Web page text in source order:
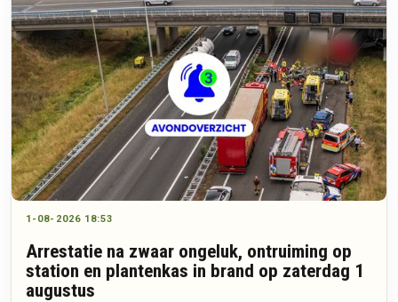
1-08-2026 18:53
Arrestatie na zwaar ongeluk, ontruiming op
station en plantenkas in brand op zaterdag 1
augustus